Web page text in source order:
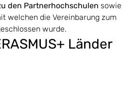
den Partnerhochschulen sowie
welchen die Vereinbarung zum
wurde.
Länder